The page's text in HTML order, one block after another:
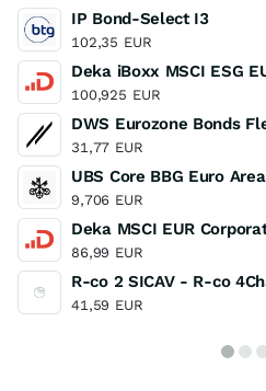
IP Bond-Select I3
102,35 EUR
Deka iBoxx MSCI ESG
100,925 EUR
DWS Eurozone Bonds
31,77 EUR
UBS Core BBG Euro
9,706 EUR
Deka MSCI EUR
86,99 EUR
R-co 2 SICAV - R-co
41,59 EUR